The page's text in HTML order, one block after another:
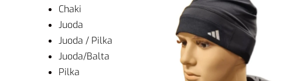
Chaki
Juoda
Juoda / Pilka
Juoda/Balta
Pilka